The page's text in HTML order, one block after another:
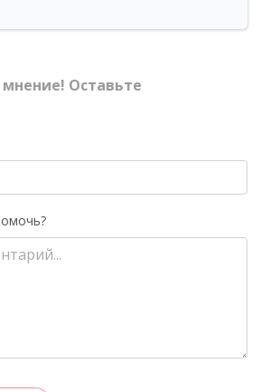
Оставьте